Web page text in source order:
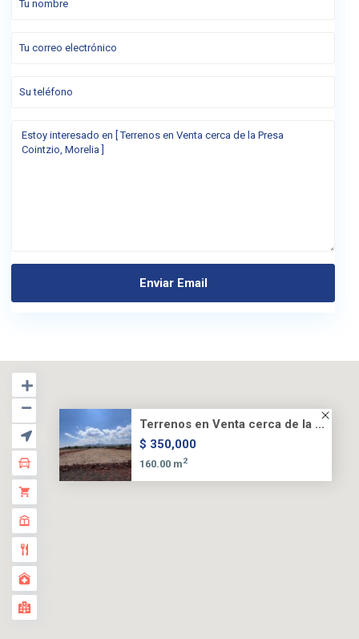
Terrenos en Venta cerca de la ...
$ 350,000
160.00 m2